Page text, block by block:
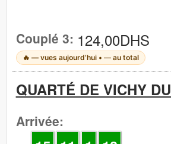
Couplé 3: 124,00DHS
🔥 —vues aujourd’hui • —au total
QUARTÉ DE VICHY
Arrivée: